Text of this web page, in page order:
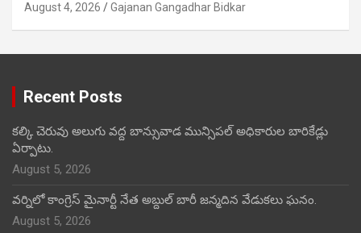
August 4, 2026 Gajanan Gangadhar Bidkar
Recent Posts
కల్కి చెరువు అలుగు వద్ద బాన్సువాడ మున్సిపల్ అధికారుల బారికేడ్లు
ఏర్పాటు.
August 5, 2026
వర్నిలో కాంగ్రెస్ మైనార్టీ నేత అబ్దుల్ బారీ జన్మదిన వేడుకలు ఘనం.
August 5, 2026